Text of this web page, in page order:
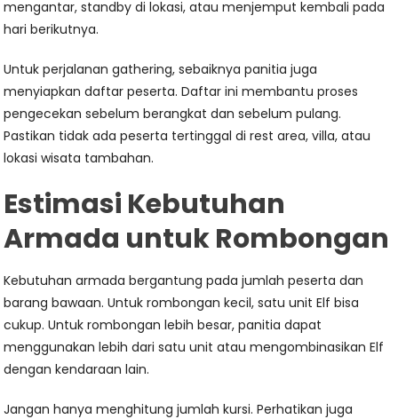
mengantar, standby di lokasi, atau menjemput kembali pada
hari berikutnya.
Untuk perjalanan gathering, sebaiknya panitia juga
menyiapkan daftar peserta. Daftar ini membantu proses
pengecekan sebelum berangkat dan sebelum pulang.
Pastikan tidak ada peserta tertinggal di rest area, villa, atau
lokasi wisata tambahan.
Estimasi Kebutuhan
Armada untuk Rombongan
Kebutuhan armada bergantung pada jumlah peserta dan
barang bawaan. Untuk rombongan kecil, satu unit Elf bisa
cukup. Untuk rombongan lebih besar, panitia dapat
menggunakan lebih dari satu unit atau mengombinasikan Elf
dengan kendaraan lain.
Jangan hanya menghitung jumlah kursi. Perhatikan juga